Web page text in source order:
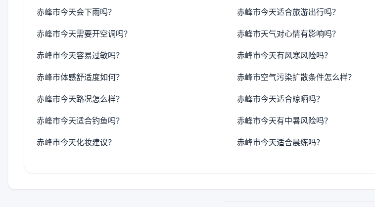
赤峰市今天会下雨吗？ 赤峰市今天适合旅游出行吗？
赤峰市今天需要开空调吗？ 赤峰市天气对心情有影响吗？
赤峰市今天容易过敏吗？ 赤峰市今天有风寒风险吗？
赤峰市体感舒适度如何？ 赤峰市空气污染扩散条件怎么样？
赤峰市今天路况怎么样？ 赤峰市今天适合晾晒吗？
赤峰市今天适合钓鱼吗？ 赤峰市今天有中暑风险吗？
赤峰市今天化妆建议？ 赤峰市今天适合晨练吗？